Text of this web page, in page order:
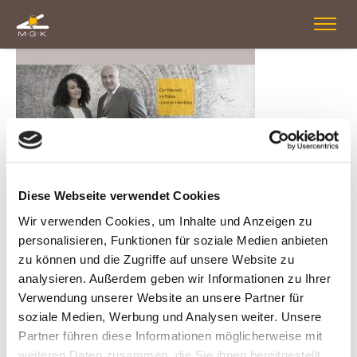
Diese Webseite verwendet Cookies
Wir verwenden Cookies, um Inhalte und Anzeigen zu
personalisieren, Funktionen für soziale Medien anbieten
zu können und die Zugriffe auf unsere Website zu
analysieren. Außerdem geben wir Informationen zu Ihrer
Verwendung unserer Website an unsere Partner für
soziale Medien, Werbung und Analysen weiter. Unsere
Partner führen diese Informationen möglicherweise mit
SCHREIBE EINEN KOMMENTAR
Deine E-Mail-Adresse wird nicht veröffentlicht.
Erforderliche Felder sind mit*markiert
KOMMENTAR